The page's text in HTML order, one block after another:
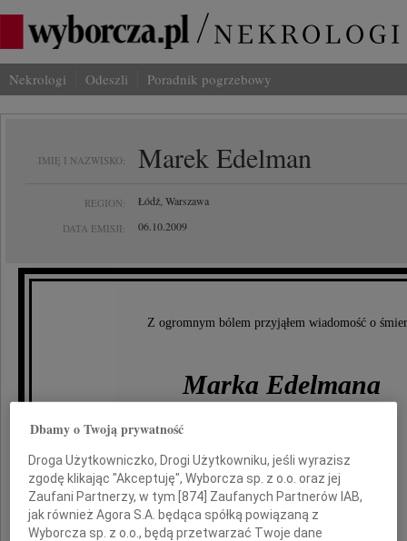
Nekrologi Odeszli Poradnik pogrzebowy
IMIĘ I NAZWISKO: Marek Edelman
REGION: Łódź, Warszawa
DATA EMISJI: 06.10.2009
Z ogromnym bólem przyjąłem wiadomość o
Marka Edelmana
wybitnego lekarza i wspaniałego Człowieka.
Rodzinie i Najbliższym
Dbamy o Twoją prywatność
Droga Użytkowniczko, Drogi Użytkowniku, jeśli wyrazisz
zgodę klikając "Akceptuję", Wyborcza sp. z o.o. oraz jej
Zaufani Partnerzy, w tym [874 ] Zaufanych Partnerów IAB,
jak również Agora S.A. będąca spółką powiązaną z
Wyborcza sp. z o.o., będą przetwarzać Twoje dane